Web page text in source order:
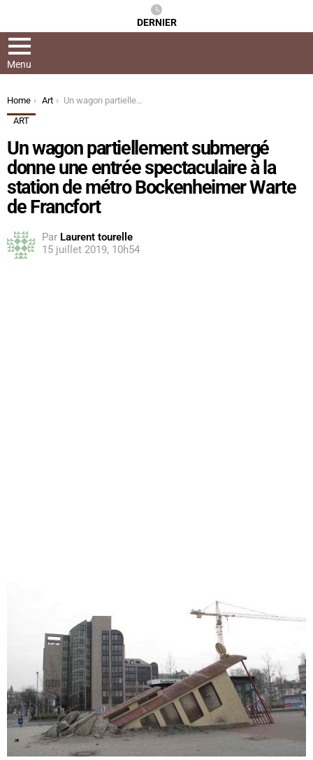
DERNIER
Menu
You are here:
Home Art
Un wagon partiellement submergé donne une entrée spectaculaire à la station de métro Bockenheimer Warte de Francfort
ART
Un wagon partiellement submergé
donne une entrée spectaculaire à la
station de métro Bockenheimer Warte
de Francfort
Par Laurent tourelle
15 juillet 2019, 10h54